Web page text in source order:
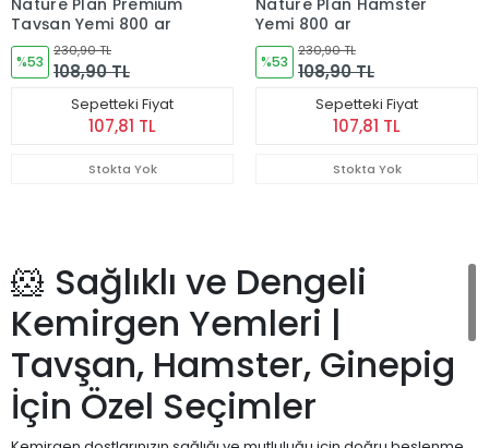
Nature Plan Premium
Tavşan Yemi 800 gr
%53
230,90 TL
108,90 TL
Sepetteki Fiyat
107,81 TL
Stokta Yok
Nature Plan Hamster
Yemi 800 gr
%53
230,90 TL
108,90 TL
Sepetteki Fiyat
107,81 TL
Stokta Yok
🐹 Sağlıklı ve Dengeli
Kemirgen Yemleri |
Tavşan, Hamster, Ginepig
İçin Özel Seçimler